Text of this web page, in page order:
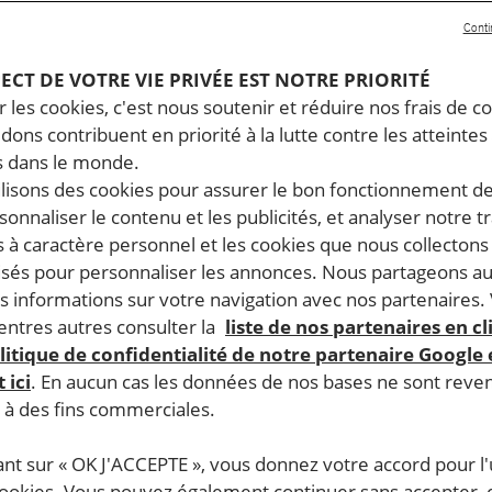
Amnesty International analyse dans son rapport annuel
humains dans le monde. Un an d’enquête, 144
ce qu’il faut savoir sur les droits humains aux
2025.
manière injustifiée les libertés d’expression,
arbitraire et harcelées pour avoir exercé leur droit à la
ce dernier de faire respecter la liberté d’association.
cybersécurité. Le Tribunal bangladais pour les crimes
ministre de l’Intérieur ; cette instance les avait
contre des manifestant·e·s en 2024. Le
chargée d’enquêter sur ces affaires. D’anciens
à protéger les droits des femmes se sont heurtées à
en raison de coupes dans le financement de
de Cox’s Bazar. Au moins 59 membres du
entre le gouvernement par intérim et les porte-
DE VOTRE VIE PRIVÉE EST NOTRE PRIORITÉ
les cookies, c'est nous soutenir et réduire nos frais de
contribuent en priorité à la lutte contre les
dans le monde.
des cookies pour assurer le bon fonctionnement
le contenu et les publicités, et analyser notre
à caractère personnel et les cookies que nous
pour personnaliser les annonces. Nous partageons
informations sur votre navigation avec nos partenaires.
autres consulter la liste de nos partenaires en
de confidentialité de notre partenaire Google
ici. En aucun cas les données de nos bases ne sont
des fins commerciales.
sur « OK J'ACCEPTE », vous donnez votre accord pour